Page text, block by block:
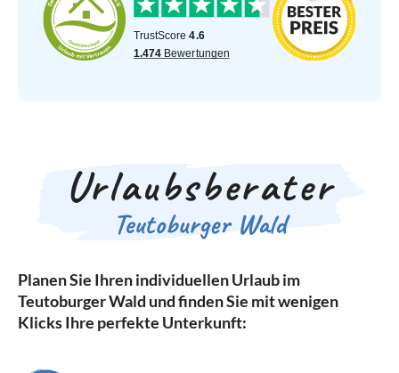
Urlaubsberater
Teutoburger Wald
Planen Sie Ihren individuellen Urlaub im
Teutoburger Wald und finden Sie mit wenigen
Klicks Ihre perfekte Unterkunft: